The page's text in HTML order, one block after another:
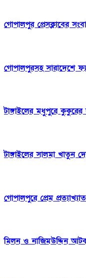
গোপালপুর প্রেসক্লাবের
গোপালপুরসহ সারাদেশে
টাঙ্গাইলের মধুপুরে
টাঙ্গাইলের সালমা খাতুন
গোপালপুরে প্রেম
মিলন ও নাজিমউদ্দিন